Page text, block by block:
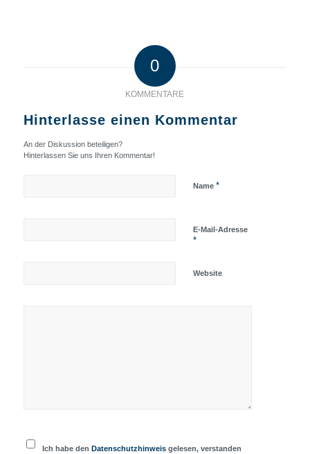
0
KOMMENTARE
Hinterlasse einen Kommentar
An der Diskussion beteiligen?
Hinterlassen Sie uns Ihren Kommentar!
Name *
E-Mail-Adresse
*
Website
Ich habe den Datenschutzhinweis gelesen, verstanden